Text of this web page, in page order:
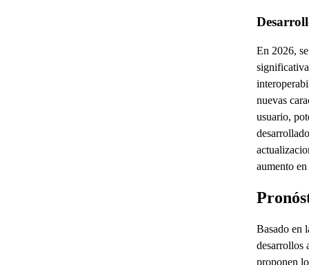
En 2026,
nuevas
usuario,
aumento
Basado en
desarrollos
proponen